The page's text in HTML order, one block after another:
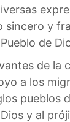
y
de
de la
a los
pueblos
y al